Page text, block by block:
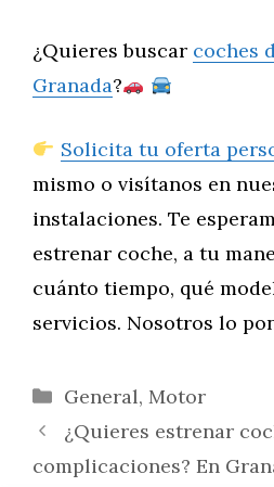
¿Quieres buscar coches
Granada?
Solicita tu oferta
mismo o visítanos en
instalaciones. Te
estrenar coche, a tu
cuánto tiempo, qué
servicios. Nosotros lo
Categorías
General, Motor
¿Quieres estrenar
complicaciones? En